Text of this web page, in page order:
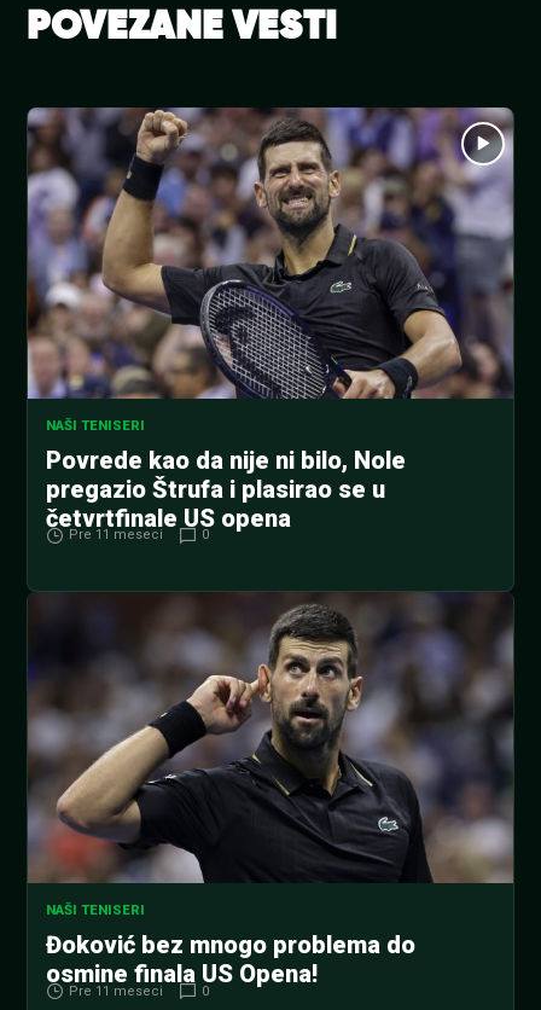
POVEZANE VESTI
NAŠI TENISERI
Povrede kao da nije ni bilo, Nole
pregazio Štrufa i plasirao se u
četvrtfinale US opena
Pre 11 meseci 0
NAŠI TENISERI
Đoković bez mnogo problema do
osmine finala US Opena!
Pre 11 meseci 0